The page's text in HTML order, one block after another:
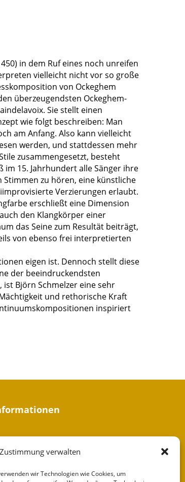
verwalten
wir Technologien wie Cookies, um
in dem Ruf eines noch unreifen
vielleicht nicht vor so große
von Ockeghem
überzeugendsten Ockeghem-
Sie stellt einen
wie folgt beschreiben: Man
am Anfang. Also kann vielleicht
werden, und stattdessen mehr
zusammengesetzt, besteht
15. Jahrhundert alle Sänger ihre
zu hören, eine künstliche
Verzierungen erlaubt.
erschließt eine Dimension
den Klangkörper einer
das Seine zum Resultät beiträgt,
von ebenso frei interpretierten
eigen ist. Dennoch stellt diese
der beeindruckendsten
Björn Schmelzer eine sehr
und rethorische Kraft
inspiriert